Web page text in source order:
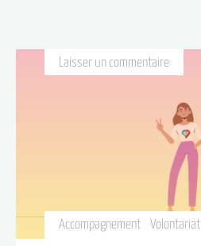
Accompagnement Volontariat
Laisser un commentaire